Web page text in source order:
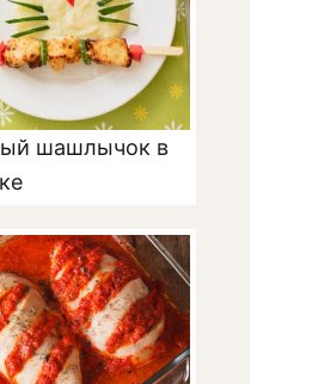
шашлычок в